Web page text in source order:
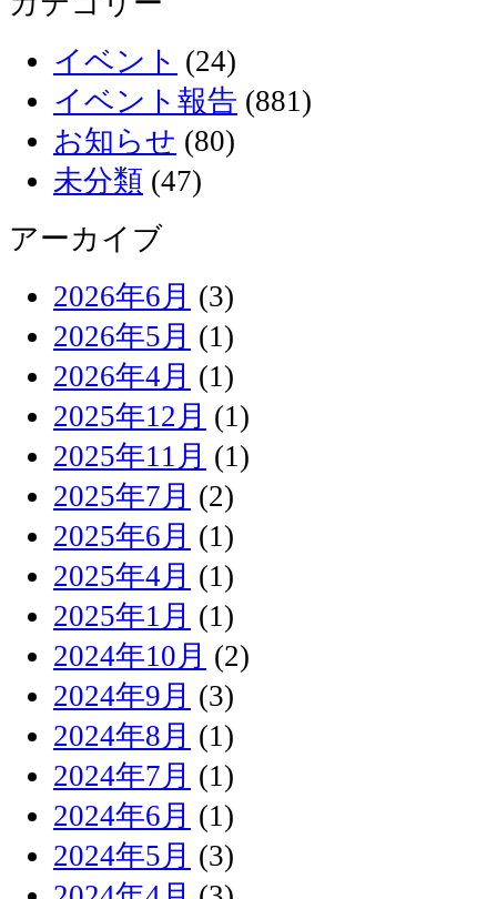
イベント (24)
イベント報告 (881)
お知らせ (80)
未分類 (47)
アーカイブ
2026年6月 (3)
2026年5月 (1)
2026年4月 (1)
2025年12月 (1)
2025年11月 (1)
2025年7月 (2)
2025年6月 (1)
2025年4月 (1)
2025年1月 (1)
2024年10月 (2)
2024年9月 (3)
2024年8月 (1)
2024年7月 (1)
2024年6月 (1)
2024年5月 (3)